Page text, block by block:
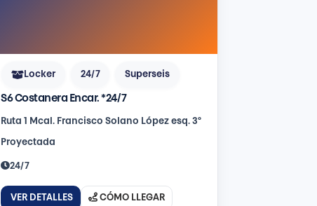
Locker 24/7 Superseis
S6 Costanera Encar. *24/7
Ruta 1 Mcal. Francisco Solano López esq. 3°
Proyectada
24/7
VER DETALLES CÓMO LLEGAR